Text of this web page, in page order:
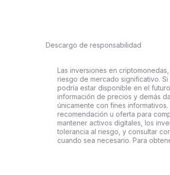
Descargo de responsabilidad
Las inversiones en
riesgo de mercado significativo.
podría estar disponible en el
información de precios y demás
únicamente con fines
recomendación u oferta para
mantener activos digitales, los
tolerancia al riesgo, y consultar
cuando sea necesario. Para